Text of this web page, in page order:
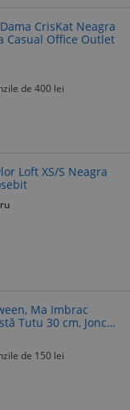
CrisKat Neagra
Casual Office Outlet
de 400 lei
Loft XS/S Neagra
Ma Imbrac
Tutu 30 cm, Jonc
Coronită
2 Bucăț
de 150 lei